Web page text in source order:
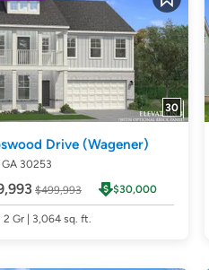
Guardar
30
Drive (Wagener)
30253
$499,993 $30,000
Gr | 3,064 sq. ft.